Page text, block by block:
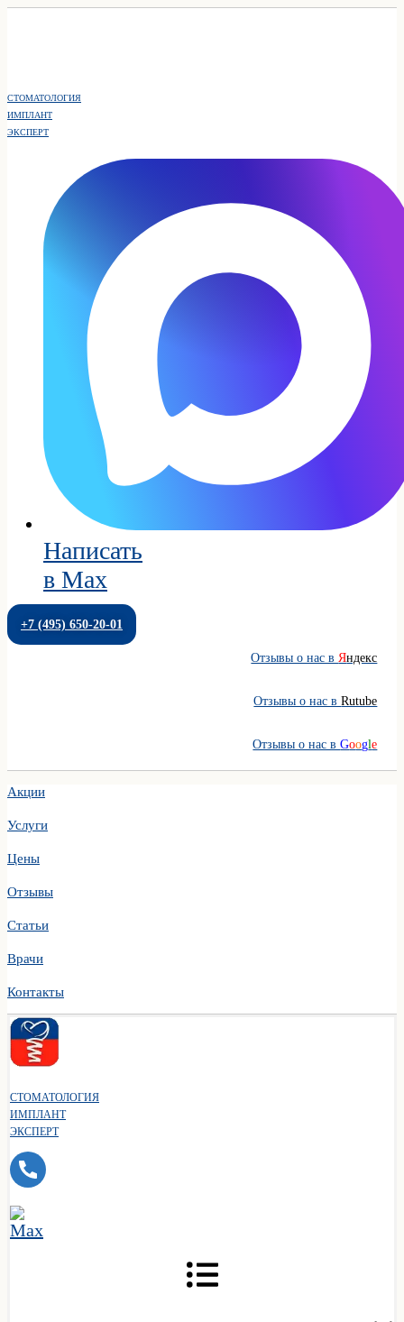
СТОМАТОЛОГИЯ
ИМПЛАНТ
ЭКСПЕРТ
Написать
в Max
+7 (495) 650-20-01
Отзывы о нас вЯндекс
Отзывы о нас вRutube
Отзывы о нас вGoogle
Акции
Услуги
Цены
Отзывы
Статьи
Врачи
Контакты
СТОМАТОЛОГИЯ
ИМПЛАНТ
ЭКСПЕРТ